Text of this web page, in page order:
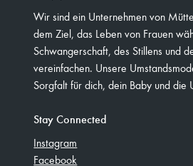
Wir sind ein Unternehmen von
dem Ziel, das Leben von Frauen
Schwangerschaft, des Stillens und
vereinfachen. Unsere
Sorgfalt für dich, dein Baby und die
Stay Connected
Instagram
Facebook